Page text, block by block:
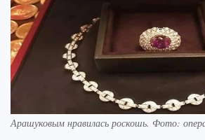
Арашуковым нравилась роскошь. Фото: